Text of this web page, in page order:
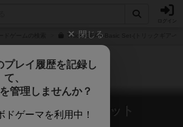
TRicK GEAR-Basic Set-(トリックギア-ベ
ギア ベーシックセット
TRicK GEAR -Basic Set-
閉じる
プレイ履歴を記録し
て、
管理しませんか？
ドゲーマを利用中！